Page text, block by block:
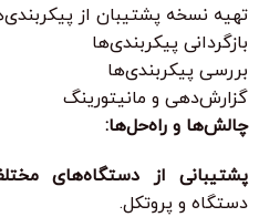
تهیه نسخه پشتیبان از
بازگردانی پیکربندی‌ها
بررسی پیکربندی‌ها
گزارش‌دهی و مانیتورینگ
چالش‌ها و راه‌حل‌ها:
پشتیبانی از دستگاه‌های
دستگاه و پروتکل.